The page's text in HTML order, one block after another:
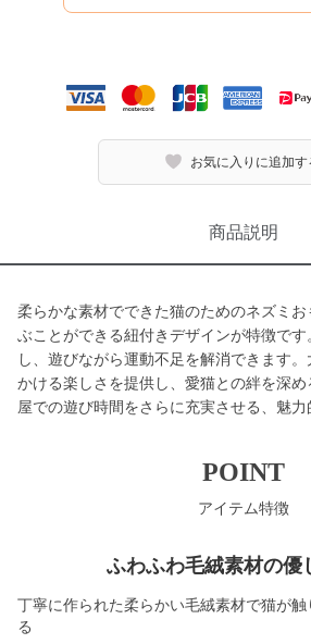
お気に入りに追加す
商品説明
柔らかな素材でできた猫のためのネズミ
ぶことができる紐付きデザインが特徴で
し、遊びながら運動不足を解消できます
かける楽しさを提供し、愛猫との絆を深
屋での遊び時間をさらに充実させる、魅力
POINT
アイテム特徴
ふわふわ毛絨素材の優
丁寧に作られた柔らかい毛絨素材で猫が
る